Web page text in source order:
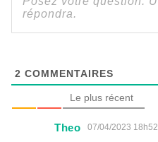
2 COMMENTAIRES
Le plus récent
Theo 07/04/2023 18h52